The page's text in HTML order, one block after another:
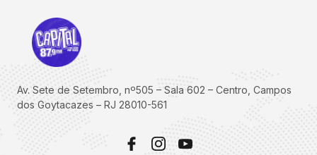
Av. Sete de Setembro, nº505 – Sala 602 – Centro, Campos
dos Goytacazes – RJ 28010-561